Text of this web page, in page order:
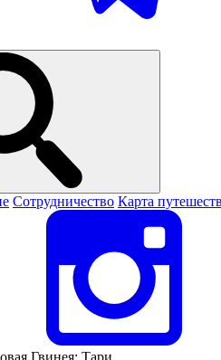
Сотрудничество Карта
Гвинея: Тари